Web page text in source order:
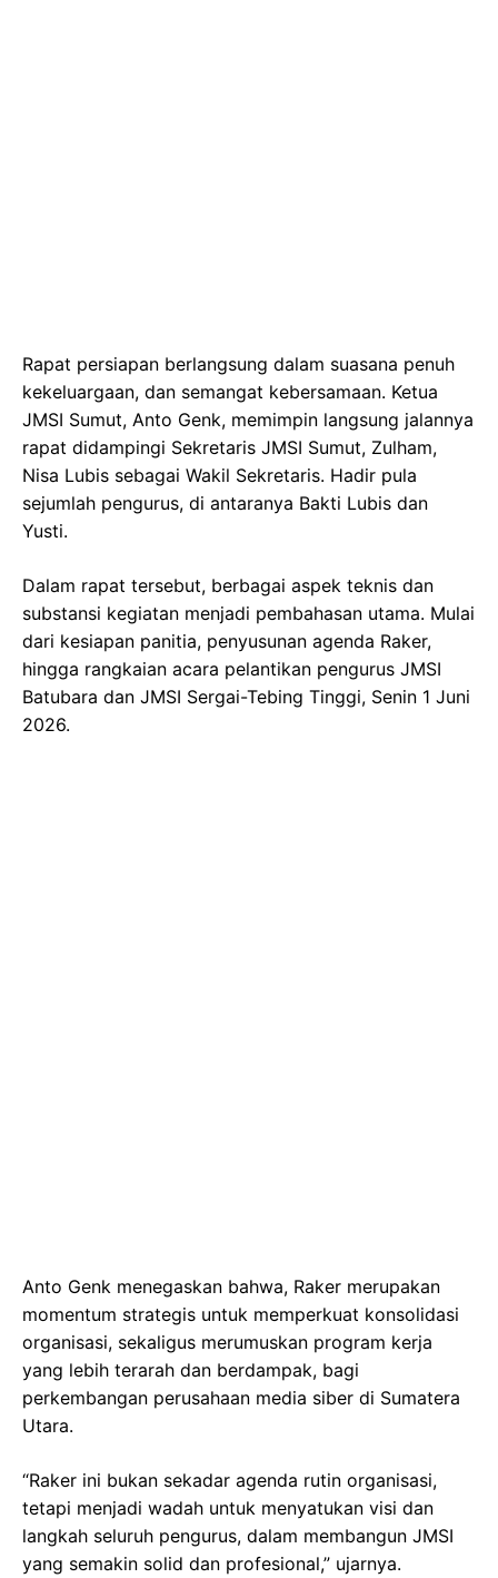
Rapat persiapan berlangsung dalam suasana penuh
kekeluargaan, dan semangat kebersamaan. Ketua
JMSI Sumut, Anto Genk, memimpin langsung jalannya
rapat didampingi Sekretaris JMSI Sumut, Zulham,
Nisa Lubis sebagai Wakil Sekretaris. Hadir pula
sejumlah pengurus, di antaranya Bakti Lubis dan
Yusti.
Dalam rapat tersebut, berbagai aspek teknis dan
substansi kegiatan menjadi pembahasan utama. Mulai
dari kesiapan panitia, penyusunan agenda Raker,
hingga rangkaian acara pelantikan pengurus JMSI
Batubara dan JMSI Sergai-Tebing Tinggi, Senin 1 Juni
2026.
Anto Genk menegaskan bahwa, Raker merupakan
momentum strategis untuk memperkuat konsolidasi
organisasi, sekaligus merumuskan program kerja
yang lebih terarah dan berdampak, bagi
perkembangan perusahaan media siber di Sumatera
Utara.
“Raker ini bukan sekadar agenda rutin organisasi,
tetapi menjadi wadah untuk menyatukan visi dan
langkah seluruh pengurus, dalam membangun JMSI
yang semakin solid dan profesional,” ujarnya.